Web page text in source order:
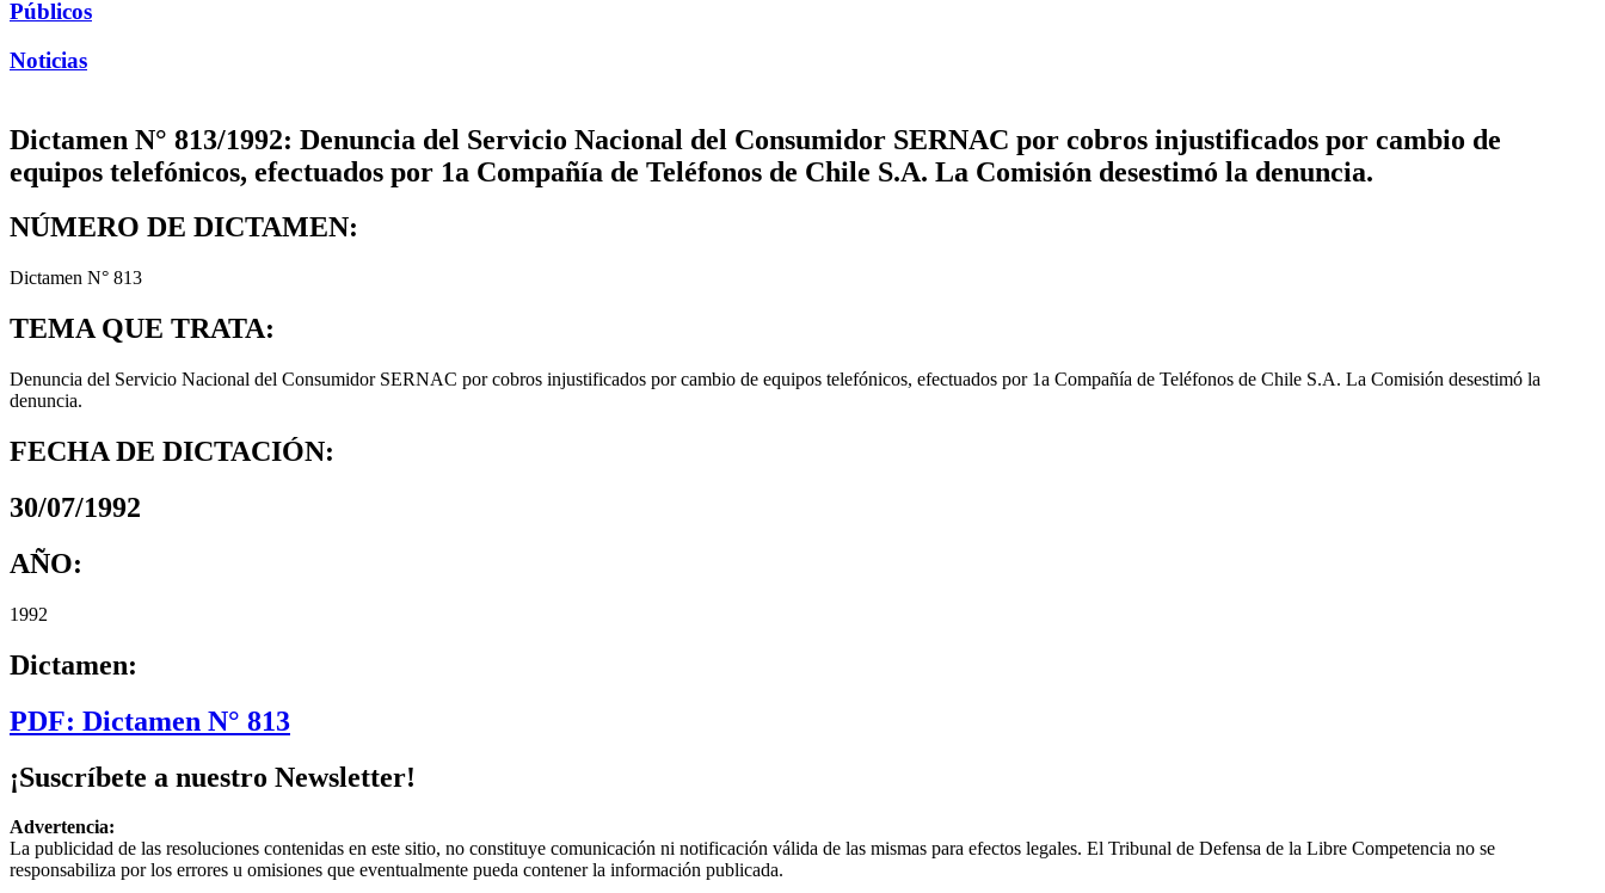
Públicos
Noticias
Dictamen N° 813/1992: Denuncia del Servicio Nacional del Consumidor SERNAC por cobros injustificados por cambio de
equipos telefónicos, efectuados por 1a Compañía de Teléfonos de Chile S.A. La Comisión desestimó la denuncia.
NÚMERO DE DICTAMEN:
Dictamen N° 813
TEMA QUE TRATA:
Denuncia del Servicio Nacional del Consumidor SERNAC por cobros injustificados por cambio de equipos telefónicos, efectuados por 1a Compañía de Teléfonos de Chile S.A. La Comisión desestimó la
denuncia.
FECHA DE DICTACIÓN:
30/07/1992
AÑO:
1992
Dictamen:
PDF: Dictamen N° 813
¡Suscríbete a nuestro Newsletter!
Advertencia:
La publicidad de las resoluciones contenidas en este sitio, no constituye comunicación ni notificación válida de las mismas para efectos legales. El Tribunal de Defensa de la Libre Competencia no se
responsabiliza por los errores u omisiones que eventualmente pueda contener la información publicada.